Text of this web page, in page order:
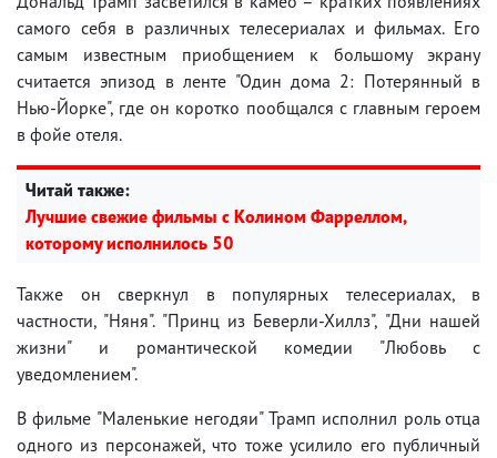
самого себя в различных телесериалах и фильмах. Его
самым известным приобщением к большому экрану
считается эпизод в ленте "Один дома 2: Потерянный в
Нью-Йорке", где он коротко пообщался с главным героем
в фойе отеля.
Читай также:
Лучшие свежие фильмы с Колином Фарреллом,
которому исполнилось 50
Также он сверкнул в популярных телесериалах, в
частности, "Няня". "Принц из Беверли-Хиллз", "Дни нашей
жизни" и романтической комедии "Любовь с
уведомлением".
В фильме "Маленькие негодяи" Трамп исполнил роль отца
одного из персонажей, что тоже усилило его публичный